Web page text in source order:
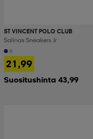
ST VINCENT POLO CLUB
Salinas Sneakers Jr
21,99
Suositushinta 43,99